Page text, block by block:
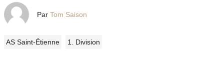
Par Tom Saison
AS Saint-Étienne 1. Division